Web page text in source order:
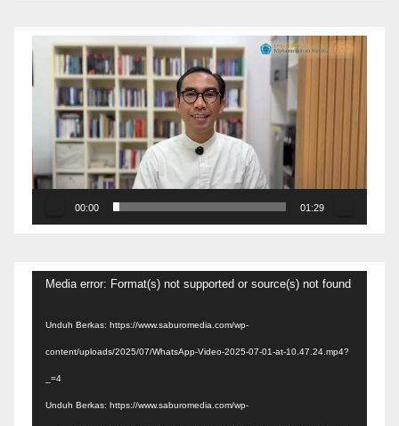
Pemutar
Video
00:00 01:29
Pemutar
Media error: Format(s) not supported or source(s) not found
Unduh Berkas: https://www.saburomedia.com/wp-
content/uploads/2025/07/WhatsApp-Video-2025-07-01-at-10.47.24.mp4?
_=4
Unduh Berkas: https://www.saburomedia.com/wp-